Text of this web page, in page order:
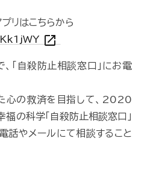
リはこちらから
open_in_new
「自殺防止相談窓口」にお電
心の救済を目指して、2020
の科学「自殺防止相談窓口」
話やメールにて相談すること